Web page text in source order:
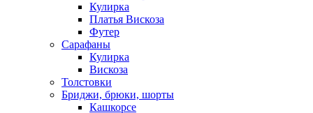
Кулирка
Платья Вискоза
Футер
Сарафаны
Кулирка
Вискоза
Толстовки
Бриджи, брюки, шорты
Кашкорсе